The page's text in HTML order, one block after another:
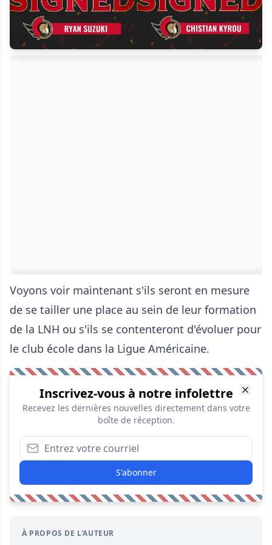
Voyons voir maintenant s'ils seront en mesure
de se tailler une place au sein de leur formation
de la LNH ou s'ils se contenteront d'évoluer pour
le club école dans la Ligue Américaine.
Inscrivez-vous à notre infolettre
Recevez les dernières nouvelles directement dans votre
boîte de réception.
S'abonner
À PROPOS DE L'AUTEUR